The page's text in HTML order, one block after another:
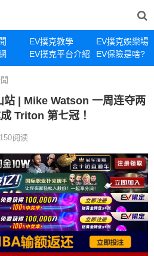
EV撲克教學
EV撲克娛樂場
EV撲克平台介紹 EV保險是啥?
站 | Mike Watson 一周连夺两
Triton 第七冠！
150阅读